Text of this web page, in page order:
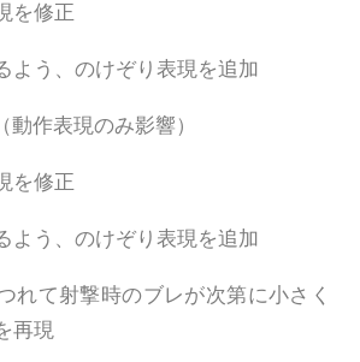
を修正
よう、のけぞり表現を追加
動作表現のみ影響）
を修正
よう、のけぞり表現を追加
れて射撃時のブレが次第に小さく
再現